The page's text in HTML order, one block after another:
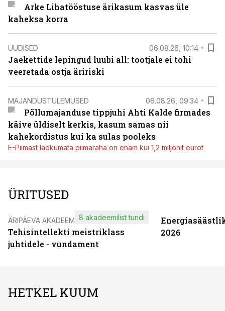
Arke Lihatööstuse ärikasum kasvas üle
kaheksa korra
UUDISED 06.08.26, 10:14
Jaekettide lepingud luubi all: tootjale ei tohi
veeretada ostja äririski
MAJANDUSTULEMUSED 06.08.26, 09:34
Põllumajanduse tippjuhi Ahti Kalde firmades
käive üldiselt kerkis, kasum samas nii
kahekordistus kui ka sulas pooleks
E-Piimast laekumata piimaraha on enam kui 1,2 miljonit eurot
ÜRITUSED
ÄRIPÄEVA AKADEEMIA
Tehisintellekti meistriklass
juhtidele - vundament
8 akadeemilist tundi
2026
HETKEL KUUM